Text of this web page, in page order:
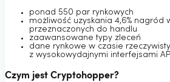
ponad 550 par rynkowych
możliwość uzyskania 4,6% nagród
przeznaczonych do handlu
zaawansowane typy zleceń
dane rynkowe w czasie
z wysokowydajnymi interfejsami
Czym jest Cryptohopper?